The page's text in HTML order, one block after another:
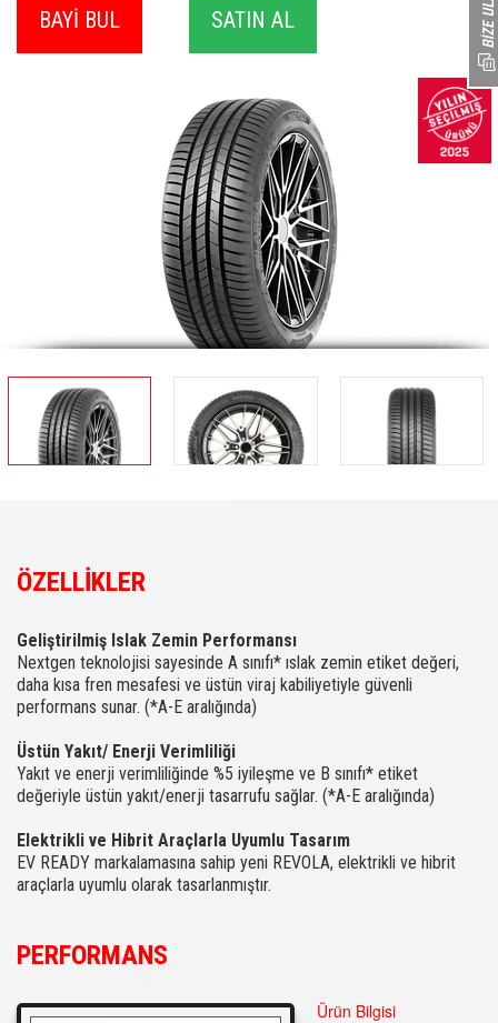
BAYİ BUL SATIN AL
ÖZELLİKLER
Geliştirilmiş Islak Zemin Performansı
Nextgen teknolojisi sayesinde A sınıfı* ıslak zemin etiket değeri,
daha kısa fren mesafesi ve üstün viraj kabiliyetiyle güvenli
performans sunar. (*A-E aralığında)
Üstün Yakıt/ Enerji Verimliliği
Yakıt ve enerji verimliliğinde %5 iyileşme ve B sınıfı* etiket
değeriyle üstün yakıt/enerji tasarrufu sağlar. (*A-E aralığında)
Elektrikli ve Hibrit Araçlarla Uyumlu Tasarım
EV READY markalamasına sahip yeni REVOLA, elektrikli ve hibrit
araçlarla uyumlu olarak tasarlanmıştır.
PERFORMANS
Ürün Bilgisi